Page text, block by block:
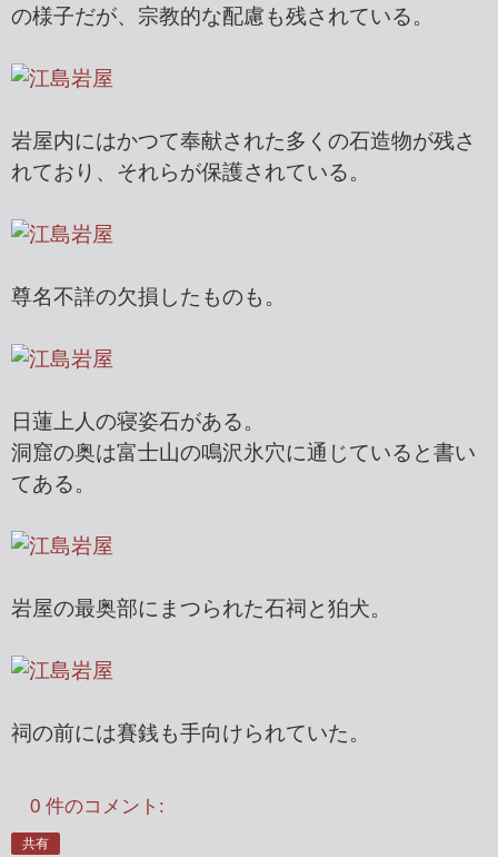
の様子だが、宗教的な配慮も残されている。
岩屋内にはかつて奉献された多くの石造物が残さ
れており、それらが保護されている。
尊名不詳の欠損したものも。
日蓮上人の寝姿石がある。
洞窟の奥は富士山の鳴沢氷穴に通じていると書い
てある。
岩屋の最奥部にまつられた石祠と狛犬。
祠の前には賽銭も手向けられていた。
0 件のコメント:
共有